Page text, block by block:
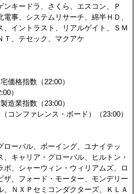
ンキードラ、さくら、エスコン、Ｐ
電事、システムリサーチ、綿半ＨＤ、
、イントラスト、リアルゲイト、ＳＭ
Ｔ、テセック、マクアケ
価格指数（22:00）
）
造業指数（23:00）
コンファレンス・ボード）（23:00）
ローバル、ボーイング、ユナイテッ
、キャリア・グローバル、ヒルトン・
ボ、シャーウィン・ウィリアムズ、ロ
ザ、フォード・モーター、モンデリー
、ＮＸＰセミコンダクターズ、ＫＬＡ